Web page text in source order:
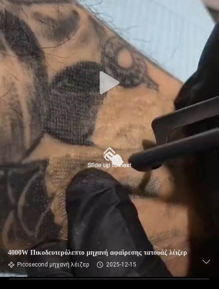
4000W Πικοδευτερόλεπτο μηχανή αφαίρεσης τατουάζ λέιζερ
Picosecond μηχανή λέιζερ 2025-12-15